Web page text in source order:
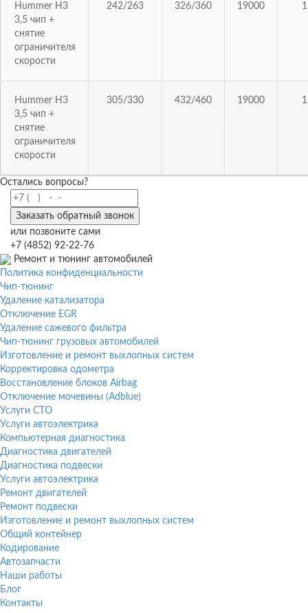
Hummer H3
3,5 чип +
снятие
ограничителя
скорости
242/263 326/360 19000
Hummer H3
3,5 чип +
снятие
ограничителя
скорости
305/330 432/460 19000
Остались вопросы?
Заказать обратный звонок
или позвоните сами
+7 (4852) 92-22-76
Ремонт и тюнинг автомобилей
Политика конфиденциальности
Чип-тюнинг
Удаление катализатора
Отключение EGR
Удаление сажевого фильтра
Чип-тюнинг грузовых автомобилей
Изготовление и ремонт выхлопных систем
Корректировка одометра
Восстановление блоков Airbag
Отключение мочевины (Adblue)
Услуги СТО
Услуги автоэлектрика
Компьютерная диагностика
Диагностика двигателей
Диагностика подвески
Услуги автоэлектрика
Ремонт двигателей
Ремонт подвески
Изготовление и ремонт выхлопных систем
Общий контейнер
Кодирование
Автозапчасти
Наши работы
Блог
Контакты